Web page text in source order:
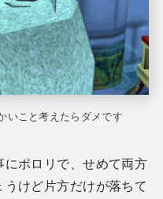
いこと考えたらダメです
ポロリで、せめて両方
けど片方だけが落ちて